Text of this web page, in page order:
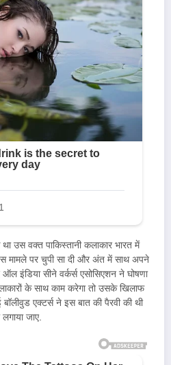
उस वक्त पाकिस्तानी कलाकार भारत में
मामले पर चुपी सा दी और अंत में साथ अपने
इंडिया सीने वर्कर्स एसोसिएशन ने घोषणा
के साथ काम करेगा तो उसके खिलाफ
एक्टर्स ने इस बात की पैरवी की थी
जाए.